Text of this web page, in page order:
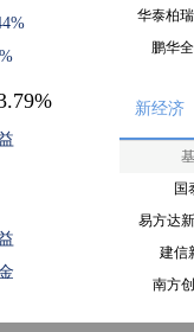
华泰柏
鹏华
新经济
国
易方达
建信
南方